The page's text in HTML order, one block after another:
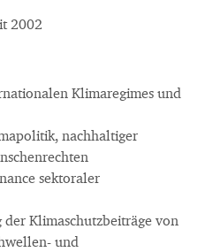
2002
Klimaregimes und
nachhaltiger
sektoraler
der Klimaschutzbeiträge von
und